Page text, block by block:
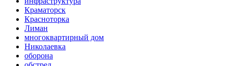
Краматорск
Красноторка
Лиман
многоквартирный дом
Николаевка
оборона